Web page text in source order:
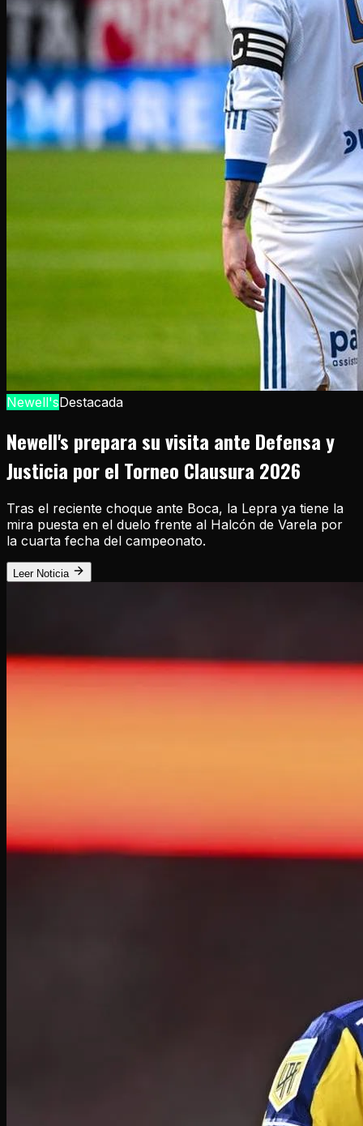
Newell'sDestacada
Newell's prepara su visita ante Defensa y
Justicia por el Torneo Clausura 2026
Tras el reciente choque ante Boca, la Lepra ya tiene la
mira puesta en el duelo frente al Halcón de Varela por
la cuarta fecha del campeonato.
Leer Noticia